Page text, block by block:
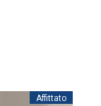
Affittato